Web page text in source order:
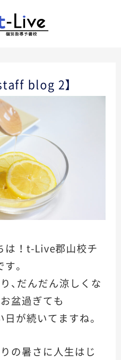
blog 2】
！ t-Live郡山校チ
。
、だんだん涼しくな
盆過ぎても
が続いてますね。
の暑さに人生はじ